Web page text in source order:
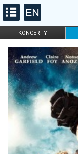
KONCERTY
FILHARMONIA
DLA DZIECI